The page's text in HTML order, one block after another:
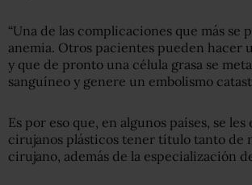
“Una de las complicaciones que más se
anemia. Otros pacientes pueden hacer
y que de pronto una célula grasa se
sanguíneo y genere un embolismo
Es por eso que, en algunos países, se les
cirujanos plásticos tener título tanto de
cirujano, además de la especialización